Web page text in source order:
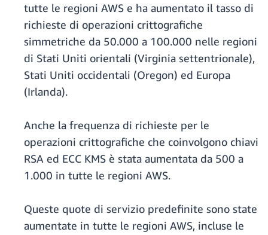
tutte le regioni AWS e ha aumentato il tasso di
richieste di operazioni crittografiche
simmetriche da 50.000 a 100.000 nelle regioni
di Stati Uniti orientali (Virginia settentrionale),
Stati Uniti occidentali (Oregon) ed Europa
(Irlanda).
Anche la frequenza di richieste per le
operazioni crittografiche che coinvolgono chiavi
RSA ed ECC KMS è stata aumentata da 500 a
1.000 in tutte le regioni AWS.
Queste quote di servizio predefinite sono state
aumentate in tutte le regioni AWS, incluse le